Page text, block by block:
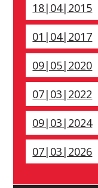
18|04|2015
01|04|2017
09|05|2020
07|03|2022
09|03|2024
07|03|2026